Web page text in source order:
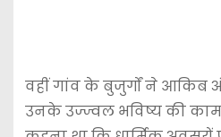
वहीं गांव के बुजुर्गों ने आकिब
उनके उज्ज्वल भविष्य की